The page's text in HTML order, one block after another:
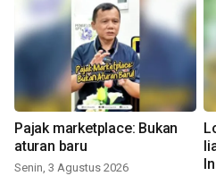
Pajak marketplace: Bukan
aturan baru
Senin, 3 Agustus 2026